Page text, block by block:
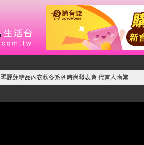
瑪麗蓮精品內衣秋冬系列時尚發表會 代言人隋棠